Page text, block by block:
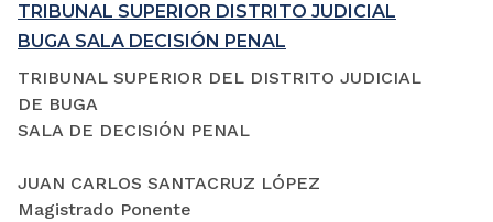
TRIBUNAL SUPERIOR DISTRITO JUDICIAL
BUGA SALA DECISIÓN PENAL
TRIBUNAL SUPERIOR DEL DISTRITO JUDICIAL
DE BUGA
SALA DE DECISIÓN PENAL
JUAN CARLOS SANTACRUZ LÓPEZ
Magistrado Ponente